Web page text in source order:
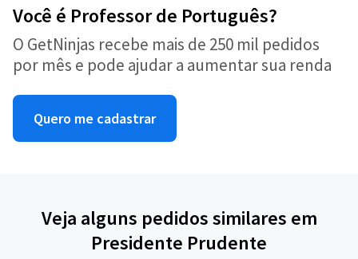
Você é Professor de Português?
O GetNinjas recebe mais de 250 mil pedidos
por mês e pode ajudar a aumentar sua renda
Quero me cadastrar
Veja alguns pedidos similares em
Presidente Prudente